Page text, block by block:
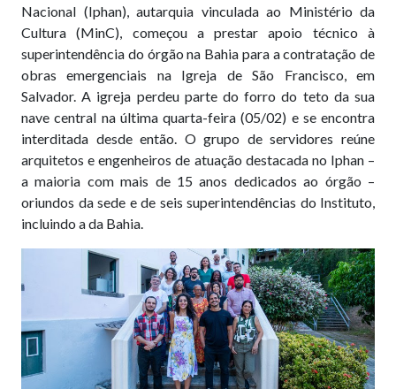
Nacional (Iphan), autarquia vinculada ao Ministério da
Cultura (MinC), começou a prestar apoio técnico à
superintendência do órgão na Bahia para a contratação de
obras emergenciais na Igreja de São Francisco, em
Salvador. A igreja perdeu parte do forro do teto da sua
nave central na última quarta-feira (05/02) e se encontra
interditada desde então. O grupo de servidores reúne
arquitetos e engenheiros de atuação destacada no Iphan –
a maioria com mais de 15 anos dedicados ao órgão –
oriundos da sede e de seis superintendências do Instituto,
incluindo a da Bahia.